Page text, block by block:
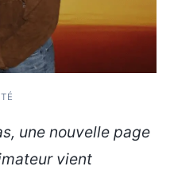
une nouvelle page
vient